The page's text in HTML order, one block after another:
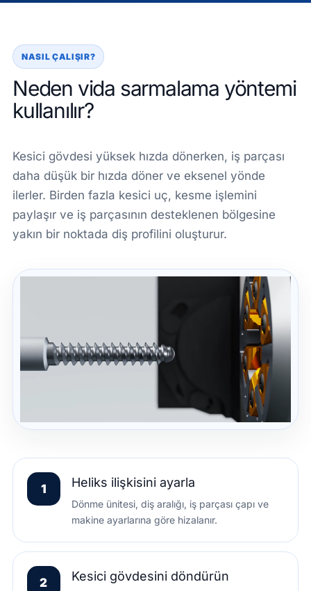
NASIL ÇALIŞIR?
Neden vida sarmalama yöntemi
kullanılır?
Kesici gövdesi yüksek hızda dönerken, iş parçası
daha düşük bir hızda döner ve eksenel yönde
ilerler. Birden fazla kesici uç, kesme işlemini
paylaşır ve iş parçasının desteklenen bölgesine
yakın bir noktada diş profilini oluşturur.
1 Heliks ilişkisini ayarla
Dönme ünitesi, diş aralığı, iş parçası çapı ve
makine ayarlarına göre hizalanır.
2 Kesici gövdesini döndürün